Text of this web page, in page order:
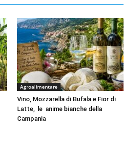
Agroalimentare
Vino, Mozzarella di Bufala e Fior di
Latte, le anime bianche della
Campania